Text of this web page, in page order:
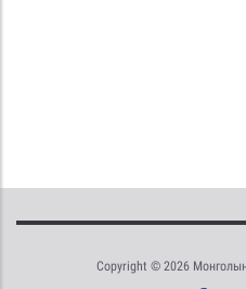
Copyright © 2026